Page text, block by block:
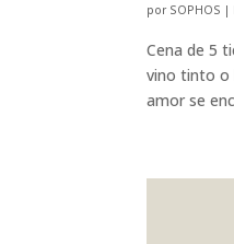
por SOPHOS |
Cena de 5
vino tinto o
amor se